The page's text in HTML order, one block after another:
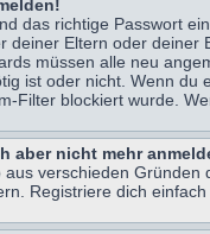
das richtige Passwort
Eltern oder
müssen alle neu
ist oder nicht. Wenn
Filter blockiert wurde.
aber nicht mehr
verschieden
Registriere dich